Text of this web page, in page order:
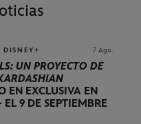
DISNEY+ 7 Ago.
UN PROYECTO DE
EN EXCLUSIVA EN
EL 9 DE SEPTIEMBRE